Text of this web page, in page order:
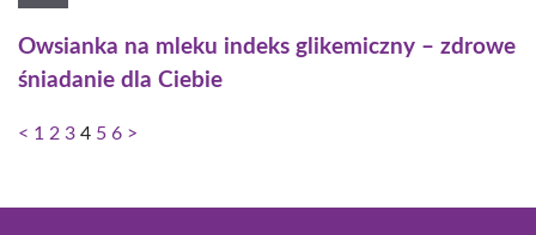
Owsianka na mleku indeks glikemiczny – zdrowe
śniadanie dla Ciebie
< 1 2 3 4 5 6 >